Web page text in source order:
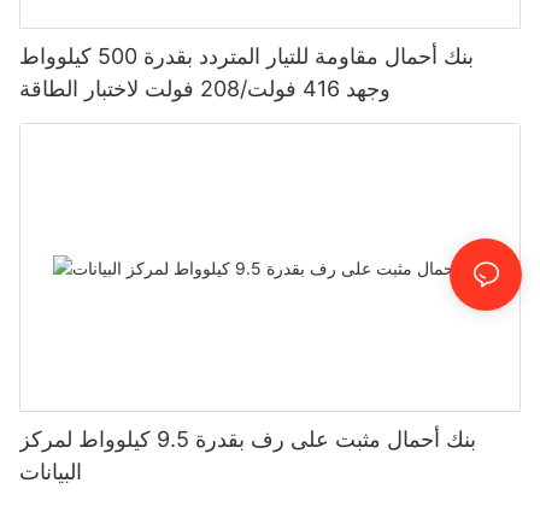
بنك أحمال مقاومة للتيار المتردد بقدرة 500 كيلوواط
وجهد 416 فولت/208 فولت لاختبار الطاقة
بنك أحمال مثبت على رف بقدرة 9.5 كيلوواط لمركز
البيانات